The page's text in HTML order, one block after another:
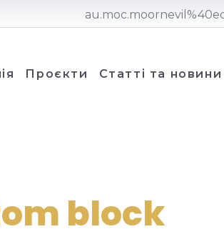
Проєкти Статті та новини
block